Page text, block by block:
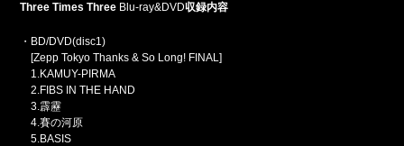
Three Times Three Blu-ray&DVD収録内容
・BD/DVD(disc1)
[Zepp Tokyo Thanks & So Long! FINAL]
1.KAMUY-PIRMA
2.FIBS IN THE HAND
3.霹靂
4.賽の河原
5.BASIS